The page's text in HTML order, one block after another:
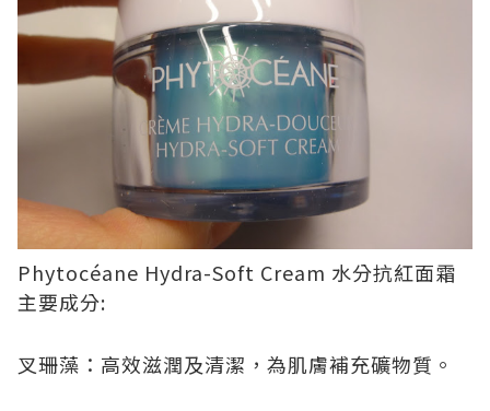
Phytocéane Hydra-Soft Cream 水分抗紅面霜
主要成分:
叉珊藻：高效滋潤及清潔，為肌膚補充礦物質。